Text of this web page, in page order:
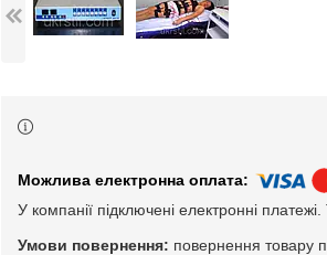
У компанії підключені електронні
повернення товару